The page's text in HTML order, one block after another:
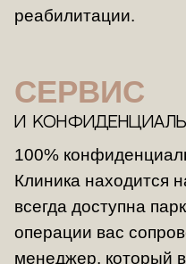
реабилитации.
СЕРВИС
И
100%
Клиника находится
всегда доступна
операции вас
менеджер, который